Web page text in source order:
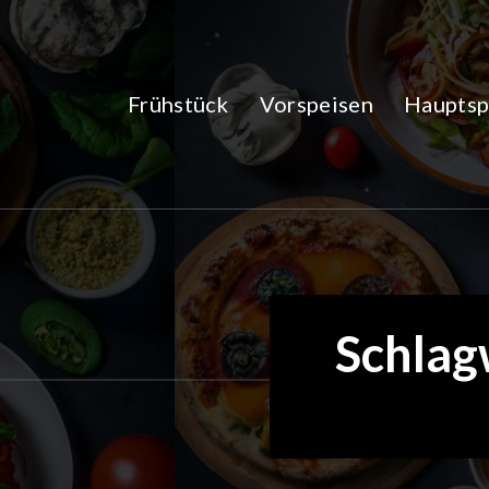
Zum
Inhalt
springen
Frühstück Vorspeisen